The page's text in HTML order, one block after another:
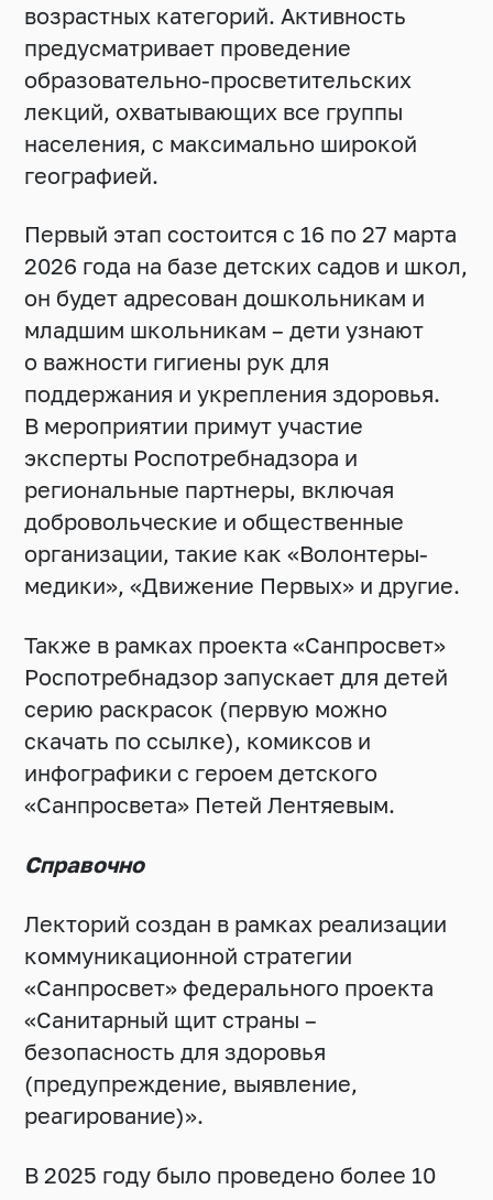
возрастных категорий. Активность
предусматривает проведение
образовательно-просветительских
лекций, охватывающих все группы
населения, с максимально широкой
географией.
Первый этап состоится с 16 по 27 марта
2026 года на базе детских садов и школ,
он будет адресован дошкольникам и
младшим школьникам – дети узнают
о важности гигиены рук для
поддержания и укрепления здоровья.
В мероприятии примут участие
эксперты Роспотребнадзора и
региональные партнеры, включая
добровольческие и общественные
организации, такие как «Волонтеры-
медики», «Движение Первых» и другие.
Также в рамках проекта «Санпросвет»
Роспотребнадзор запускает для детей
серию раскрасок (первую можно
скачать по ссылке), комиксов и
инфографики с героем детского
«Санпросвета» Петей Лентяевым.
Справочно
Лекторий создан в рамках реализации
коммуникационной стратегии
«Санпросвет» федерального проекта
«Санитарный щит страны –
безопасность для здоровья
(предупреждение, выявление,
реагирование)».
В 2025 году было проведено более 10